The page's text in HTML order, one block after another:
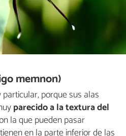
memnon)
porque sus alas
parecido a la textura del
la que pueden pasar
en la parte inferior de las